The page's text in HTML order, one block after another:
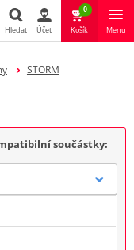
Hledat Účet
0
Košík Menu
STORM
součástky: